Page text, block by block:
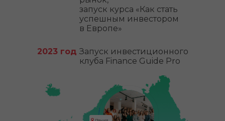
2023 год
запуск курса «Как стать
успешным инвестором
в Европе»
Запуск инвестиционного
клуба Finance Guide Pro
Дания